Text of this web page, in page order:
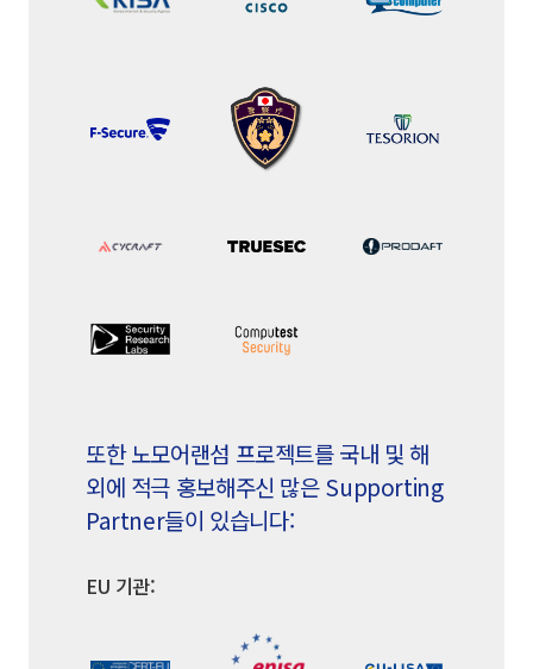
또한 노모어랜섬 프로젝트를 국내 및 해
외에 적극 홍보해주신 많은 Supporting
Partner들이 있습니다:
EU 기관: